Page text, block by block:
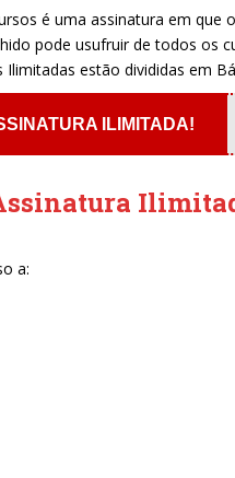
é uma assinatura em que
pode usufruir de todos os
estão divididas em
ILIMITADA!
a: